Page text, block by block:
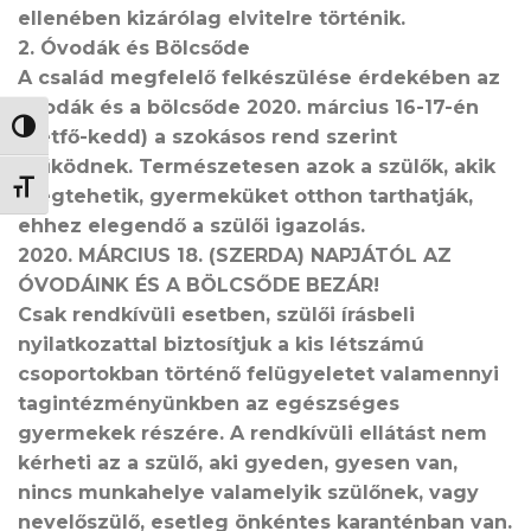
NAGY KONTRASZT VÁLTÁSA
BETŰMÉRET VÁLTÁSA
ellenében kizárólag elvitelre történik.
2. Óvodák és Bölcsőde
A család megfelelő felkészülése érdekében az
óvodák és a bölcsőde 2020. március 16-17-én
(hétfő-kedd) a szokásos rend szerint
működnek. Természetesen azok a szülők, akik
megtehetik, gyermeküket otthon tarthatják,
ehhez elegendő a szülői igazolás.
2020. MÁRCIUS 18. (SZERDA) NAPJÁTÓL AZ
ÓVODÁINK ÉS A BÖLCSŐDE BEZÁR!
Csak rendkívüli esetben, szülői írásbeli
nyilatkozattal biztosítjuk a kis létszámú
csoportokban történő felügyeletet valamennyi
tagintézményünkben az egészséges
gyermekek részére. A rendkívüli ellátást nem
kérheti az a szülő, aki gyeden, gyesen van,
nincs munkahelye valamelyik szülőnek, vagy
nevelőszülő, esetleg önkéntes karanténban van.